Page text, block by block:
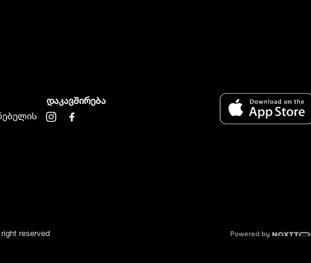
დაკავშირება
reserved Powered by